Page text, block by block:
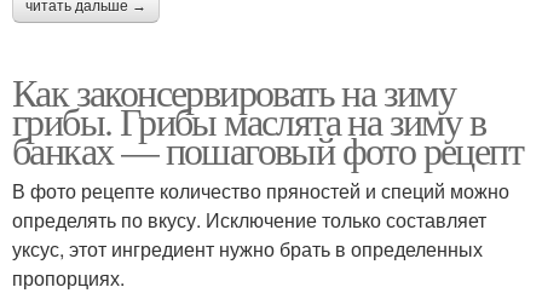
читать дальше →
Как законсервировать на зиму
грибы. Грибы маслята на зиму в
банках — пошаговый фото рецепт
В фото рецепте количество пряностей и специй можно
определять по вкусу. Исключение только составляет
уксус, этот ингредиент нужно брать в определенных
пропорциях.